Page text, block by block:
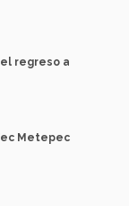
regreso a
Metepec